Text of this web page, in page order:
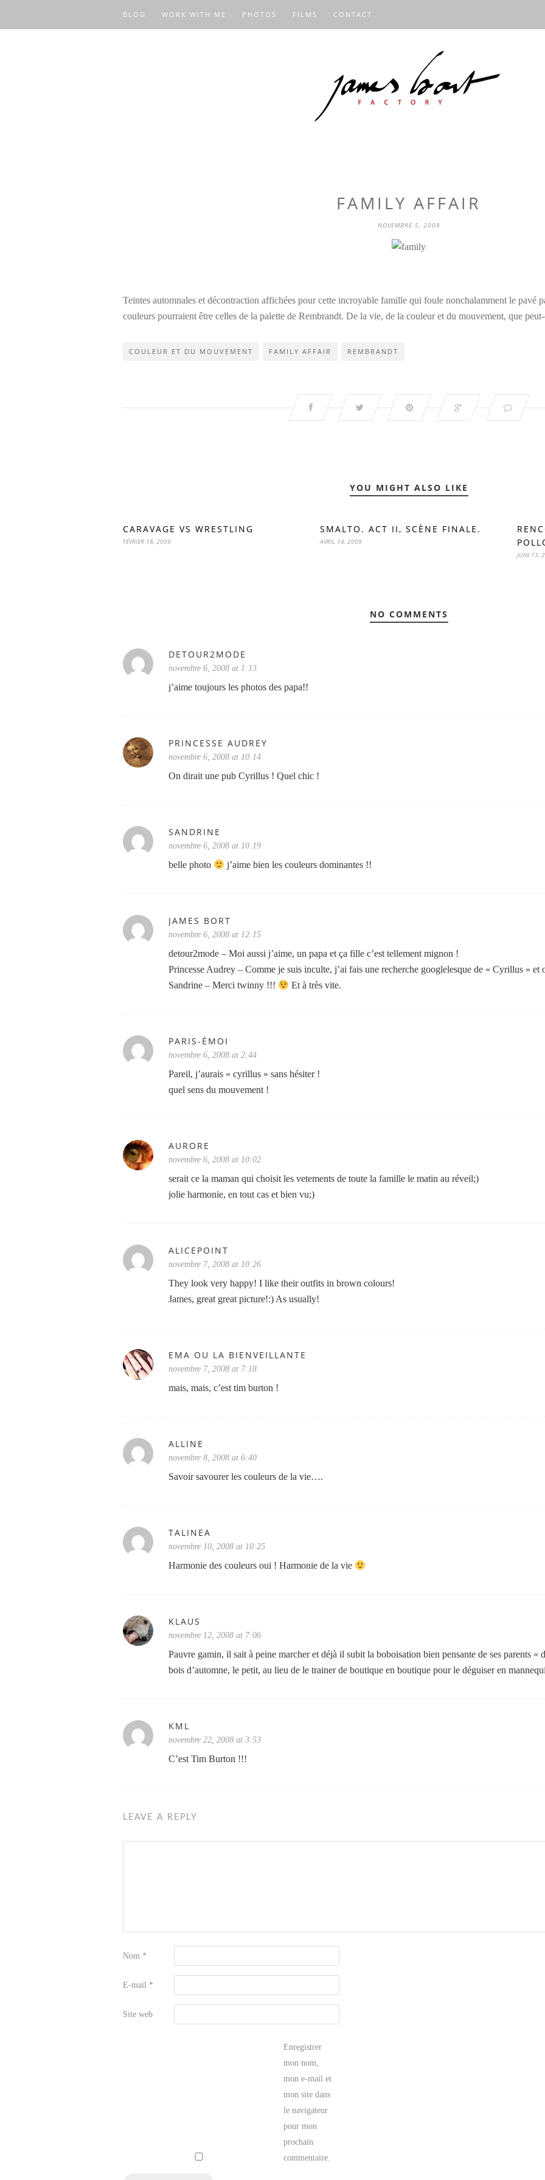
BLOG WORK WITH ME PHOTOS FILMS CONTACT
FAMILY AFFAIR
NOVEMBRE 5, 2008
Teintes automnales et décontraction affichées pour cette incroyable famille qui foule nonchalamment le pavé
couleurs pourraient être celles de la palette de Rembrandt. De la vie, de la couleur et du mouvement, que
COULEUR ET DU MOUVEMENT FAMILY AFFAIR REMBRANDT
YOU MIGHT ALSO LIKE
CARAVAGE VS WRESTLING
FÉVRIER 18, 2009
SMALTO. ACT II, SCÈNE FINALE.
AVRIL 14, 2009
JUIN 13,
NO COMMENTS
DETOUR2MODE
novembre 6, 2008 at 1:13
j’aime toujours les photos des papa!!
PRINCESSE AUDREY
novembre 6, 2008 at 10:14
On dirait une pub Cyrillus ! Quel chic !
SANDRINE
novembre 6, 2008 at 10:19
belle photo j’aime bien les couleurs dominantes !!
JAMES BORT
novembre 6, 2008 at 12:15
detour2mode – Moi aussi j’aime, un papa et ça fille c’est tellement mignon !
Princesse Audrey – Comme je suis inculte, j’ai fais une recherche googlelesque de « Cyrillus » et
Sandrine – Merci twinny !!!
Et à très vite.
PARIS-ÉMOI
novembre 6, 2008 at 2:44
Pareil, j’aurais « cyrillus » sans hésiter !
quel sens du mouvement !
AURORE
novembre 6, 2008 at 10:02
serait ce la maman qui choisit les vetements de toute la famille le matin au réveil;)
jolie harmonie, en tout cas et bien vu;)
ALICEPOINT
novembre 7, 2008 at 10:26
They look very happy! I like their outfits in brown colours!
James, great great picture!:) As usually!
EMA OU LA BIENVEILLANTE
novembre 7, 2008 at 7:18
mais, mais, c’est tim burton !
ALLINE
novembre 8, 2008 at 6:40
Savoir savourer les couleurs de la vie….
TALINEA
novembre 10, 2008 at 10:25
Harmonie des couleurs oui ! Harmonie de la vie
KLAUS
novembre 12, 2008 at 7:06
Pauvre gamin, il sait à peine marcher et déjà il subit la boboisation bien pensante de ses parents «
bois d’automne, le petit, au lieu de le trainer de boutique en boutique pour le déguiser en
KML
novembre 22, 2008 at 3:53
C’est Tim Burton !!!
LEAVE A REPLY
Nom *
E-mail *
Site web
Enregistrer
mon nom,
mon e-mail et
mon site dans
le navigateur
pour mon
prochain
commentaire.